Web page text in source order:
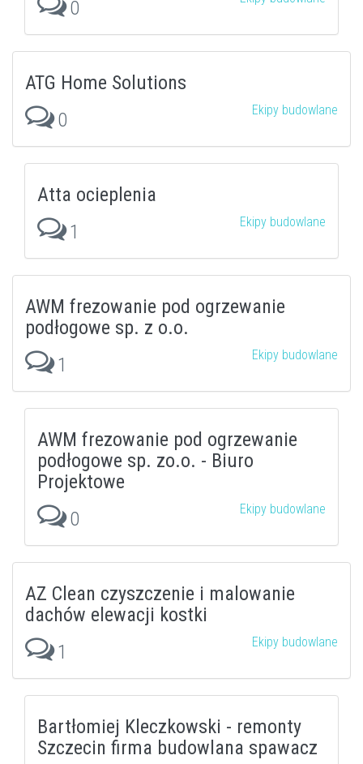
0
ATG Home Solutions
0
Ekipy budowlane
Atta ocieplenia
1
Ekipy budowlane
AWM frezowanie pod ogrzewanie
podłogowe sp. z o.o.
1
Ekipy budowlane
AWM frezowanie pod ogrzewanie
podłogowe sp. zo.o. - Biuro
Projektowe
0
Ekipy budowlane
AZ Clean czyszczenie i malowanie
dachów elewacji kostki
1
Ekipy budowlane
Bartłomiej Kleczkowski - remonty
Szczecin firma budowlana spawacz